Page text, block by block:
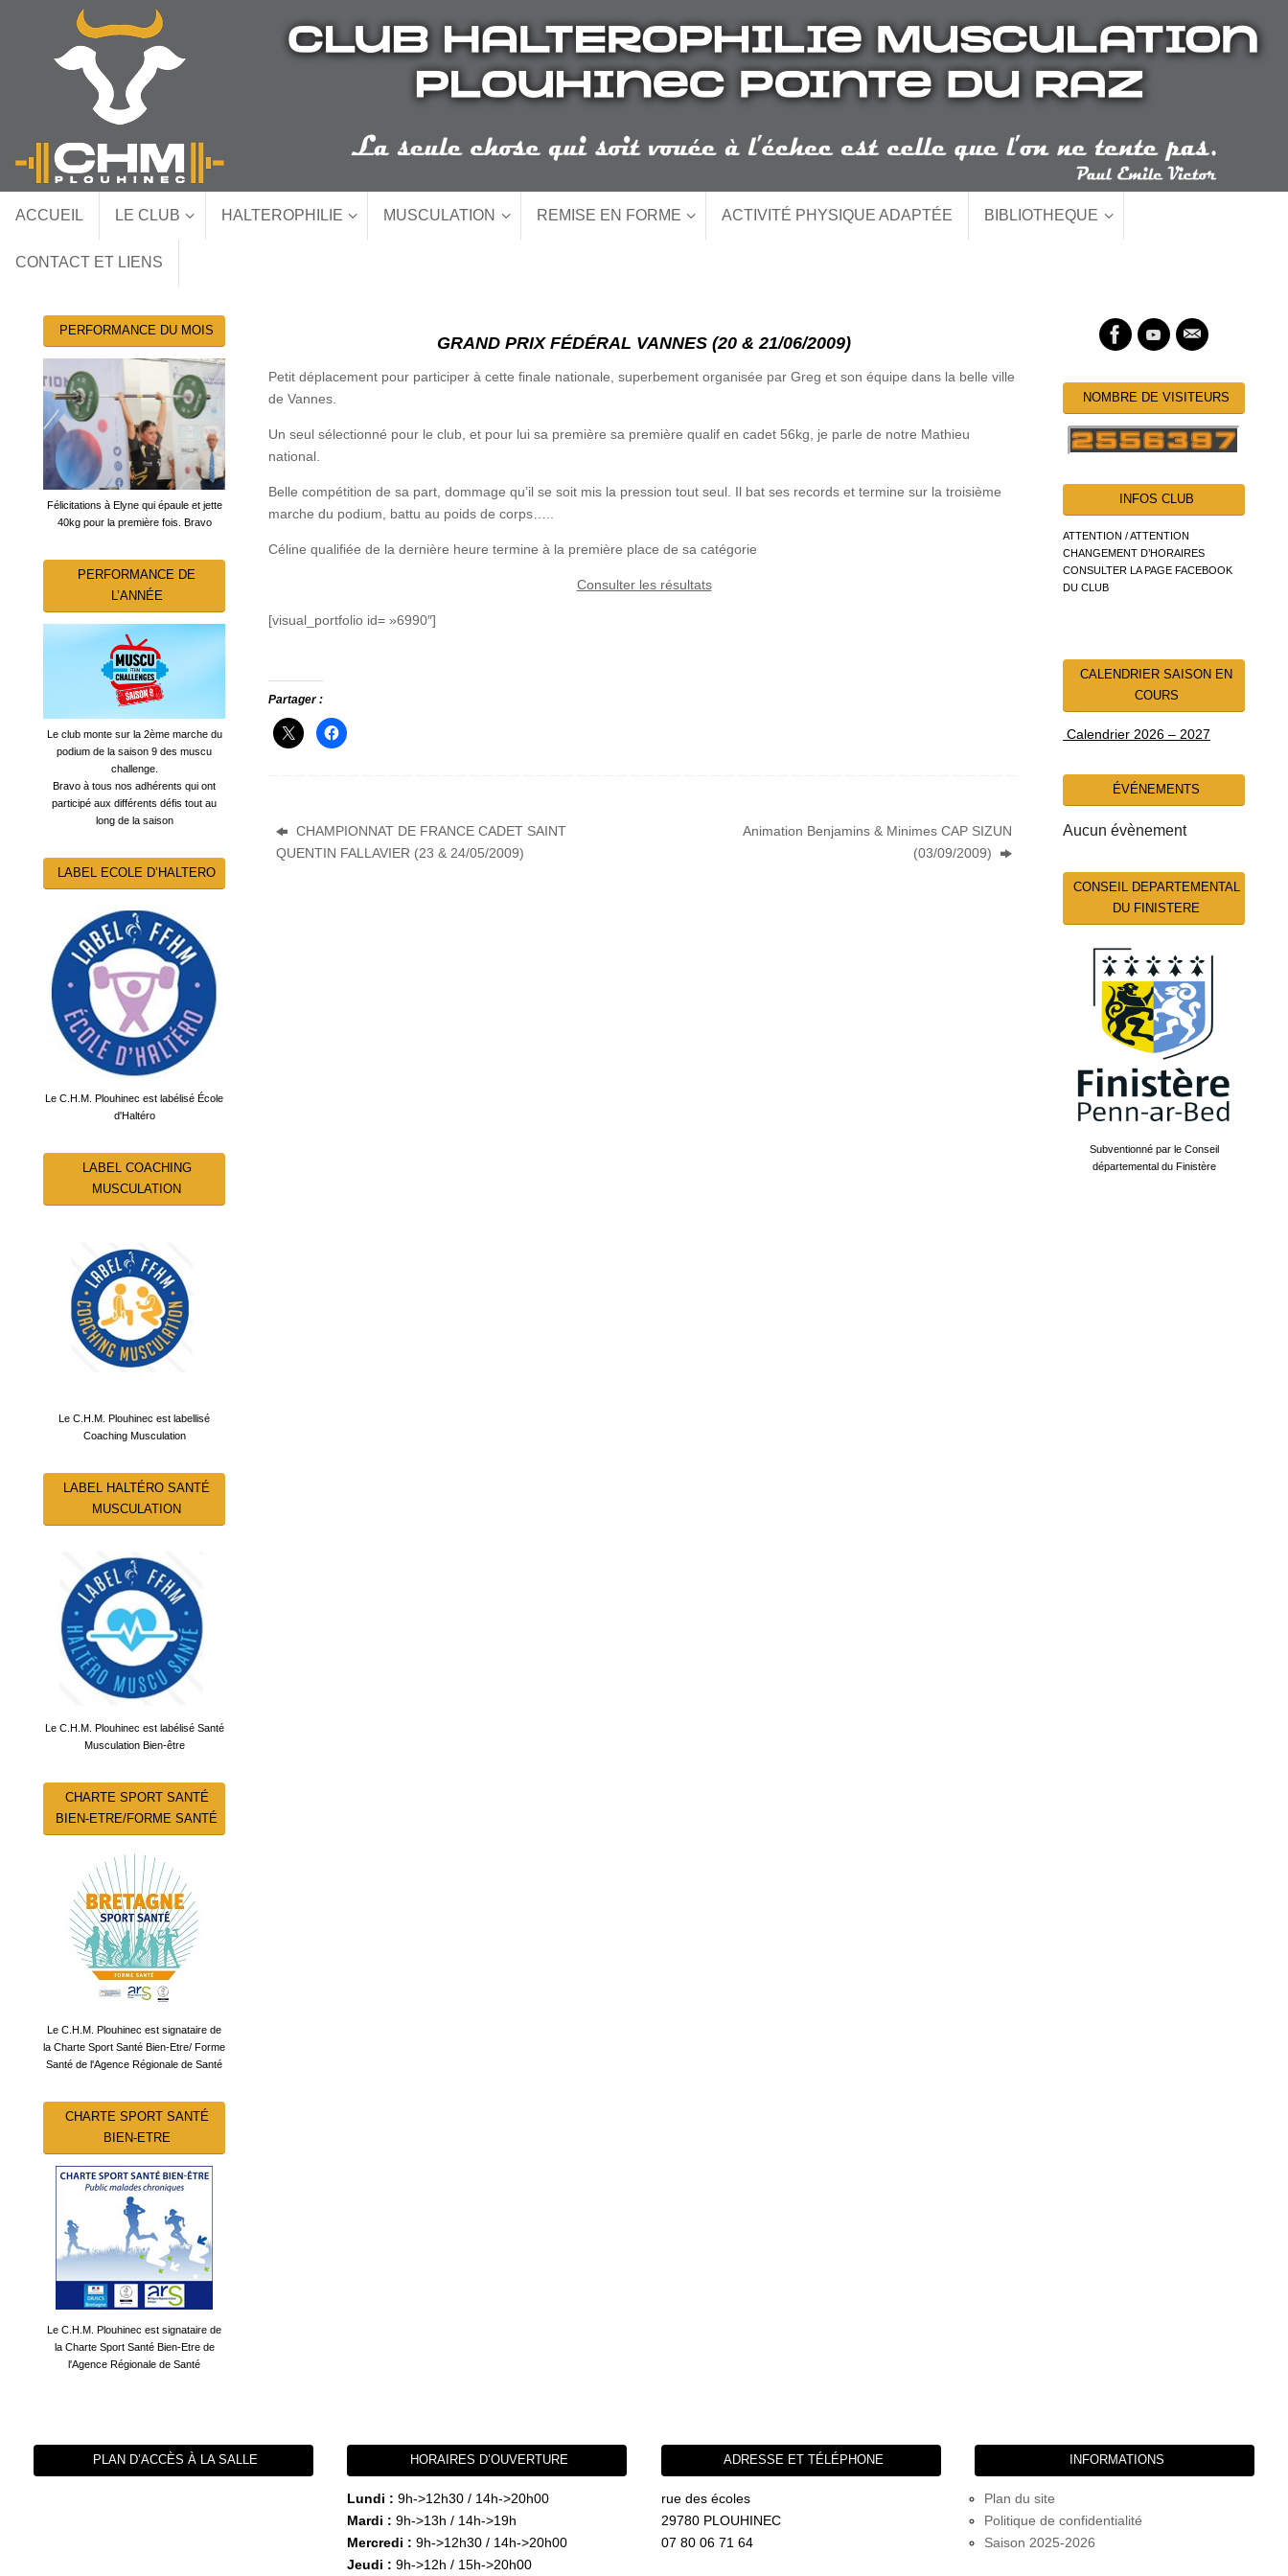
ACCUEIL LE CLUB HALTEROPHILIE MUSCULATION REMISE EN FORME ACTIVITÉ PHYSIQUE ADAPTÉE BIBLIOTHEQUE
CONTACT ET LIENS
GRAND PRIX FÉDÉRAL VANNES (20 & 21/06/2009)
Petit déplacement pour participer à cette finale nationale, superbement organisée par Greg et son équipe dans la belle ville
de Vannes.
Un seul sélectionné pour le club, et pour lui sa première sa première qualif en cadet 56kg, je parle de notre Mathieu
national.
Belle compétition de sa part, dommage qu’il se soit mis la pression tout seul. Il bat ses records et termine sur la troisième
marche du podium, battu au poids de corps…..
Céline qualifiée de la dernière heure termine à la première place de sa catégorie
Consulter les résultats
[visual_portfolio id= »6990″]
Partager :
CHAMPIONNAT DE FRANCE CADET SAINT
QUENTIN FALLAVIER (23 & 24/05/2009)
Animation Benjamins & Minimes CAP SIZUN
(03/09/2009)
PERFORMANCE DU MOIS
Félicitations à Elyne qui épaule et jette
40kg pour la première fois. Bravo
PERFORMANCE DE
L’ANNÉE
Le club monte sur la 2ème marche du
podium de la saison 9 des muscu
challenge.
Bravo à tous nos adhérents qui ont
participé aux différents défis tout au
long de la saison
LABEL ECOLE D’HALTERO
Le C.H.M. Plouhinec est labélisé École
d'Haltéro
LABEL COACHING
MUSCULATION
Le C.H.M. Plouhinec est labellisé
Coaching Musculation
LABEL HALTÉRO SANTÉ
MUSCULATION
Le C.H.M. Plouhinec est labélisé Santé
Musculation Bien-être
CHARTE SPORT SANTÉ
BIEN-ETRE/FORME SANTÉ
Le C.H.M. Plouhinec est signataire de
la Charte Sport Santé Bien-Etre/ Forme
Santé de l'Agence Régionale de Santé
CHARTE SPORT SANTÉ
BIEN-ETRE
Le C.H.M. Plouhinec est signataire de
la Charte Sport Santé Bien-Etre de
l'Agence Régionale de Santé
NOMBRE DE VISITEURS
INFOS CLUB
ATTENTION / ATTENTION
CHANGEMENT D’HORAIRES
CONSULTER LA PAGE FACEBOOK
DU CLUB
CALENDRIER SAISON EN
COURS
Calendrier 2026 – 2027
ÉVÉNEMENTS
Aucun évènement
CONSEIL DEPARTEMENTAL
DU FINISTERE
Subventionné par le Conseil
départemental du Finistère
PLAN D’ACCÈS À LA SALLE HORAIRES D’OUVERTURE
Lundi : 9h->12h30 / 14h->20h00
Mardi : 9h->13h / 14h->19h
Mercredi : 9h->12h30 / 14h->20h00
Jeudi : 9h->12h / 15h->20h00
ADRESSE ET TÉLÉPHONE
rue des écoles
29780 PLOUHINEC
07 80 06 71 64
INFORMATIONS
Plan du site
Politique de confidentialité
Saison 2025-2026